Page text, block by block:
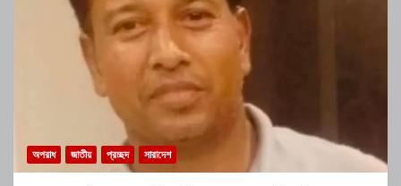
অপরাধ জাতীয় প্রচ্ছদ সারাদেশ